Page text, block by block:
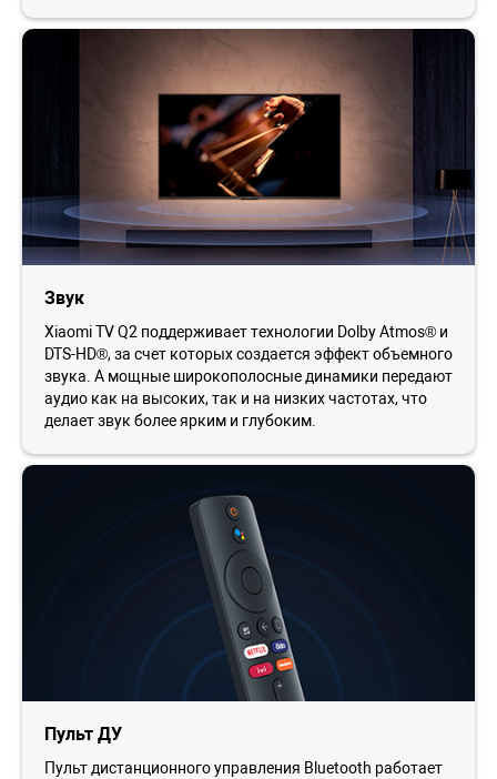
Звук
Xiaomi TV Q2 поддерживает технологии Dolby Atmos® и
DTS-HD®, за счет которых создается эффект объемного
звука. А мощные широкополосные динамики передают
аудио как на высоких, так и на низких частотах, что
делает звук более ярким и глубоким.
Пульт ДУ
Пульт дистанционного управления Bluetooth работает